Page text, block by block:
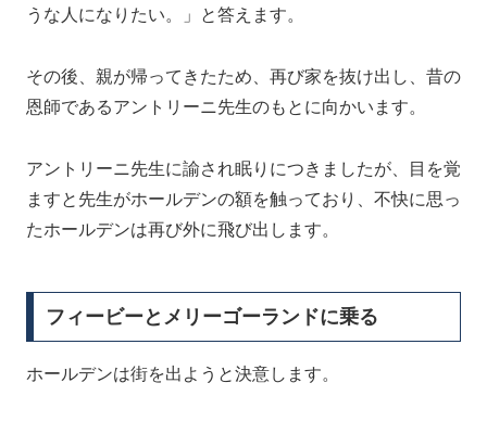
うな人になりたい。」と答えます。
その後、親が帰ってきたため、再び家を抜け出し、昔の
恩師であるアントリーニ先生のもとに向かいます。
アントリーニ先生に諭され眠りにつきましたが、目を覚
ますと先生がホールデンの額を触っており、不快に思っ
たホールデンは再び外に飛び出します。
フィービーとメリーゴーランドに乗る
ホールデンは街を出ようと決意します。